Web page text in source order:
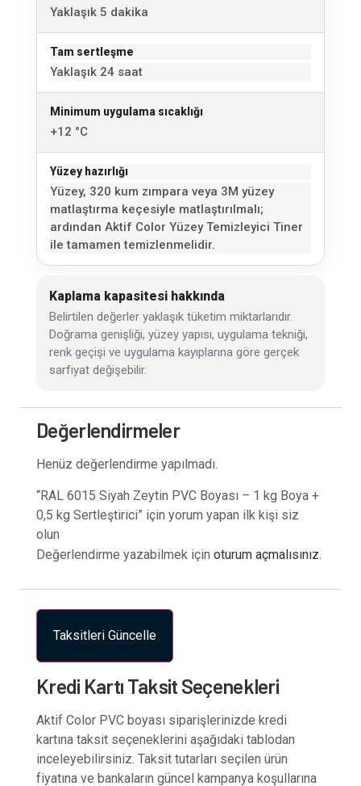
Yaklaşık 5 dakika
Tam sertleşme
Yaklaşık 24 saat
Minimum uygulama sıcaklığı
+12 °C
Yüzey hazırlığı
Yüzey, 320 kum zımpara veya 3M yüzey
matlaştırma keçesiyle matlaştırılmalı;
ardından Aktif Color Yüzey Temizleyici Tiner
ile tamamen temizlenmelidir.
Kaplama kapasitesi hakkında
Belirtilen değerler yaklaşık tüketim miktarlarıdır.
Doğrama genişliği, yüzey yapısı, uygulama tekniği,
renk geçişi ve uygulama kayıplarına göre gerçek
sarfiyat değişebilir.
Değerlendirmeler
Henüz değerlendirme yapılmadı.
“RAL 6015 Siyah Zeytin PVC Boyası – 1 kg Boya +
0,5 kg Sertleştirici” için yorum yapan ilk kişi siz
olun
Değerlendirme yazabilmek için oturum açmalısınız.
Taksitleri Güncelle
Kredi Kartı Taksit Seçenekleri
Aktif Color PVC boyası siparişlerinizde kredi
kartına taksit seçeneklerini aşağıdaki tablodan
inceleyebilirsiniz. Taksit tutarları seçilen ürün
fiyatına ve bankaların güncel kampanya koşullarına